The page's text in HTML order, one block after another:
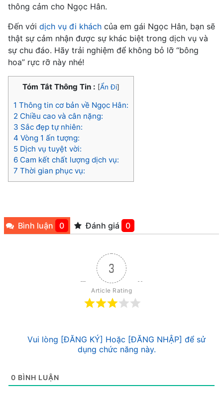
thông cảm cho Ngọc Hân.
Đến với dịch vụ đi khách của em gái Ngọc Hân, bạn sẽ
thật sự cảm nhận được sự khác biệt trong dịch vụ và
sự chu đáo. Hãy trải nghiệm để không bỏ lỡ “bông
hoa” rực rỡ này nhé!
Tóm Tắt Thông Tin : [Ẩn Đi]
1 Thông tin cơ bản về Ngọc Hân:
2 Chiều cao và cân nặng:
3 Sắc đẹp tự nhiên:
4 Vòng 1 ấn tượng:
5 Dịch vụ tuyệt vời:
6 Cam kết chất lượng dịch vụ:
7 Thời gian phục vụ:
Bình luận 0 Đánh giá 0
3
Article Rating
Vui lòng [ĐĂNG KÝ] Hoặc [ĐĂNG NHẬP] để sử
dụng chức năng này.
0 BÌNH LUẬN